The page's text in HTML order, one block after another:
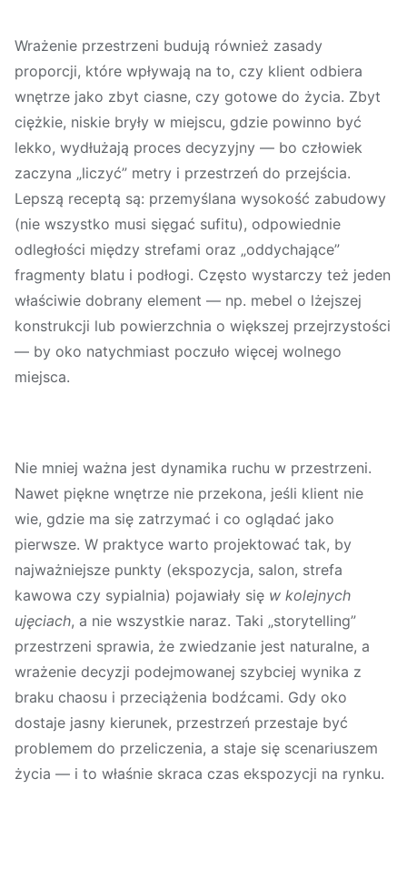
Wrażenie przestrzeni budują również zasady
proporcji, które wpływają na to, czy klient odbiera
wnętrze jako zbyt ciasne, czy gotowe do życia. Zbyt
ciężkie, niskie bryły w miejscu, gdzie powinno być
lekko, wydłużają proces decyzyjny — bo człowiek
zaczyna „liczyć” metry i przestrzeń do przejścia.
Lepszą receptą są: przemyślana wysokość zabudowy
(nie wszystko musi sięgać sufitu), odpowiednie
odległości między strefami oraz „oddychające”
fragmenty blatu i podłogi. Często wystarczy też jeden
właściwie dobrany element — np. mebel o lżejszej
konstrukcji lub powierzchnia o większej przejrzystości
— by oko natychmiast poczuło więcej wolnego
miejsca.
Nie mniej ważna jest dynamika ruchu w przestrzeni.
Nawet piękne wnętrze nie przekona, jeśli klient nie
wie, gdzie ma się zatrzymać i co oglądać jako
pierwsze. W praktyce warto projektować tak, by
najważniejsze punkty (ekspozycja, salon, strefa
kawowa czy sypialnia) pojawiały się w kolejnych
ujęciach, a nie wszystkie naraz. Taki „storytelling”
przestrzeni sprawia, że zwiedzanie jest naturalne, a
wrażenie decyzji podejmowanej szybciej wynika z
braku chaosu i przeciążenia bodźcami. Gdy oko
dostaje jasny kierunek, przestrzeń przestaje być
problemem do przeliczenia, a staje się scenariuszem
życia — i to właśnie skraca czas ekspozycji na rynku.